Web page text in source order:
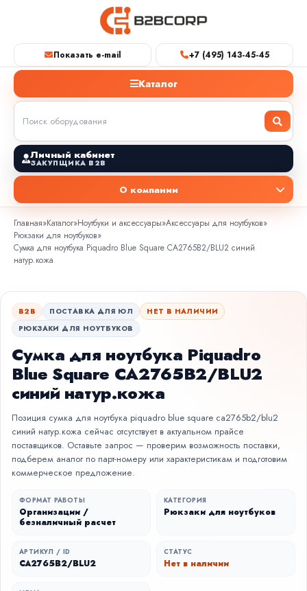
Показать e-mail +7 (495) 143-45-45
Каталог
Личный кабинет
ЗАКУПЩИКА B2B
О компании
Главная»Каталог»Ноутбуки и аксессуары»Аксессуары для ноутбуков»
Рюкзаки для ноутбуков»
Сумка для ноутбука Piquadro Blue Square CA2765B2/BLU2 синий
натур.кожа
B2B ПОСТАВКА ДЛЯ ЮЛ
НЕТ В НАЛИЧИИ
РЮКЗАКИ ДЛЯ НОУТБУКОВ
Сумка для ноутбука Piquadro
Blue Square CA2765B2/BLU2
синий натур.кожа
Позиция сумка для ноутбука piquadro blue square ca2765b2/blu2
синий натур.кожа сейчас отсутствует в актуальном прайсе
поставщиков. Оставьте запрос — проверим возможность поставки,
подберем аналог по парт-номеру или характеристикам и подготовим
коммерческое предложение.
ФОРМАТ РАБОТЫ
Организации /
безналичный расчет
КАТЕГОРИЯ
Рюкзаки для ноутбуков
АРТИКУЛ / ID
CA2765B2/BLU2
СТАТУС
Нет в наличии